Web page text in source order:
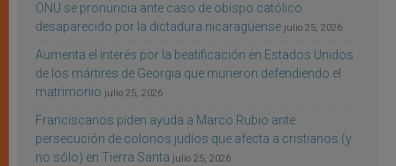
ONU se pronuncia ante caso de obispo católico
desaparecido por la dictadura nicaragüense julio 25, 2026
Aumenta el interés por la beatificación en Estados Unidos
de los mártires de Georgia que murieron defendiendo el
matrimonio julio 25, 2026
Franciscanos piden ayuda a Marco Rubio ante
persecución de colonos judíos que afecta a cristianos (y
no sólo) en Tierra Santa julio 25, 2026